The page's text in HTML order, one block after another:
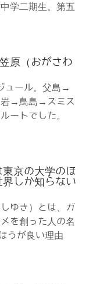
学二期生。第五
原（おがさわ
ュール。父島→
岩→鳥島→スミス
ートでした。
東京の大学のほ
しか知らない
ゆき）とは、ガ
を創った人の名
うが良い理由